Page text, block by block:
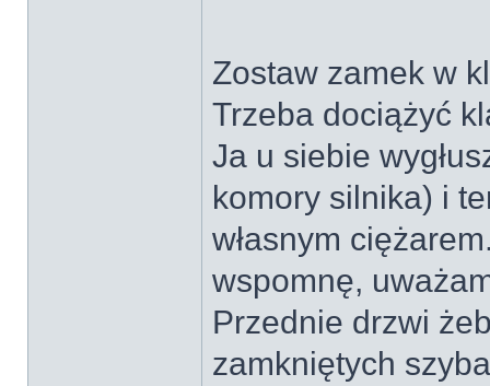
Zostaw zamek w
Trzeba dociążyć
Ja u siebie
komory silnika) i
własnym
wspomnę,
Przednie drzwi
zamkniętych